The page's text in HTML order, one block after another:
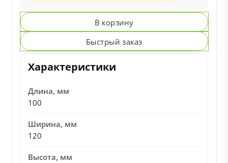
В корзину
Быстрый заказ
Характеристики
Длина, мм
100
Ширина, мм
120
Высота, мм